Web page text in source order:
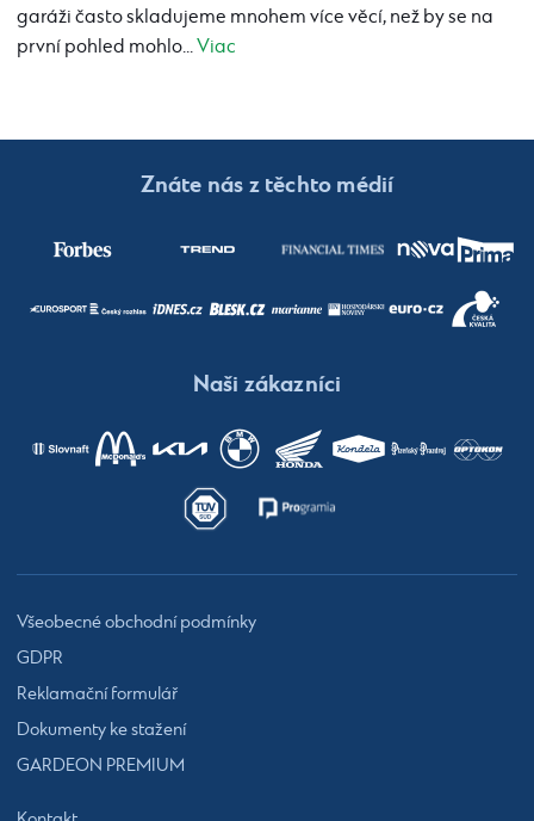
garáži často skladujeme mnohem více věcí, než by se na
první pohled mohlo...Viac
Znáte nás z těchto médií
Naši zákazníci
Všeobecné obchodní podmínky
GDPR
Reklamační formulář
Dokumenty ke stažení
GARDEON PREMIUM